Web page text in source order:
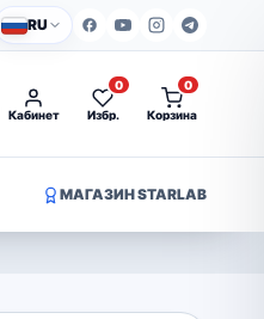
RU
Кабинет Избр.
0
Корзина
0
МАГАЗИН STARLAB